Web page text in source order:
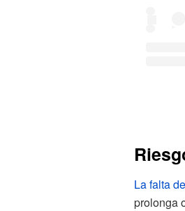
La falta
prolonga